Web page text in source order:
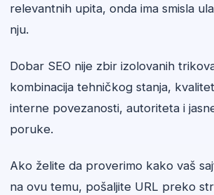
relevantnih upita, onda ima smisla
nju.
Dobar SEO nije zbir izolovanih
kombinacija tehničkog stanja,
interne povezanosti, autoriteta i
poruke.
Ako želite da proverimo kako vaš
na ovu temu, pošaljite URL preko